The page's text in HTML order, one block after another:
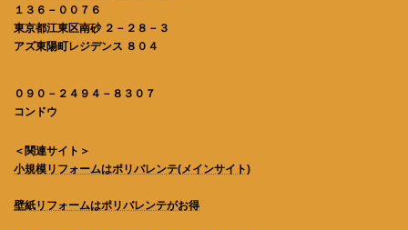
１３６－００７６
東京都江東区南砂 ２－２８－３
アズ東陽町レジデンス ８０４
０９０－２４９４－８３０７
コンドウ
＜関連サイト＞
小規模リフォームはポリバレンテ(メインサイト)
壁紙リフォームはポリバレンテがお得